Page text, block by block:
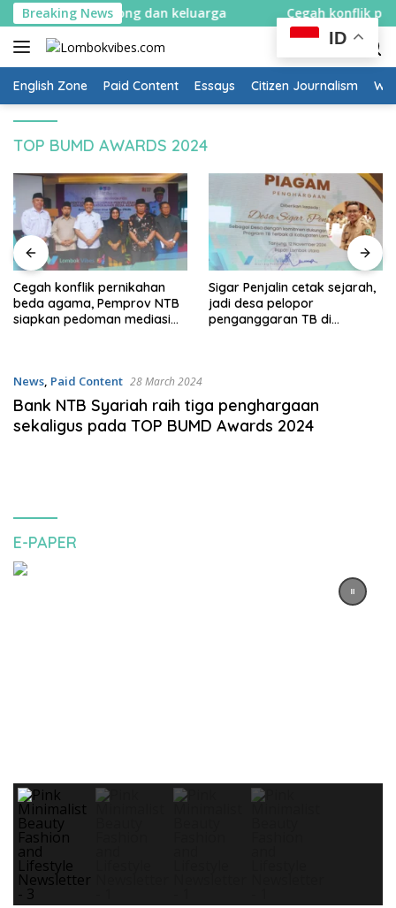
Skip
to
content
Breaking News
ramah kantong dan keluarga Cegah konflik
English Zone Paid Content Essays Citizen Journalism
TOP BUMD AWARDS 2024
Cegah konflik pernikahan
beda agama, Pemprov NTB
siapkan pedoman mediasi
Sigar Penjalin cetak sejarah,
jadi desa pelopor
penganggaran TB di
News, Paid Content 28 March 2024
Bank NTB Syariah raih tiga penghargaan
sekaligus pada TOP BUMD Awards 2024
E-PAPER
ID